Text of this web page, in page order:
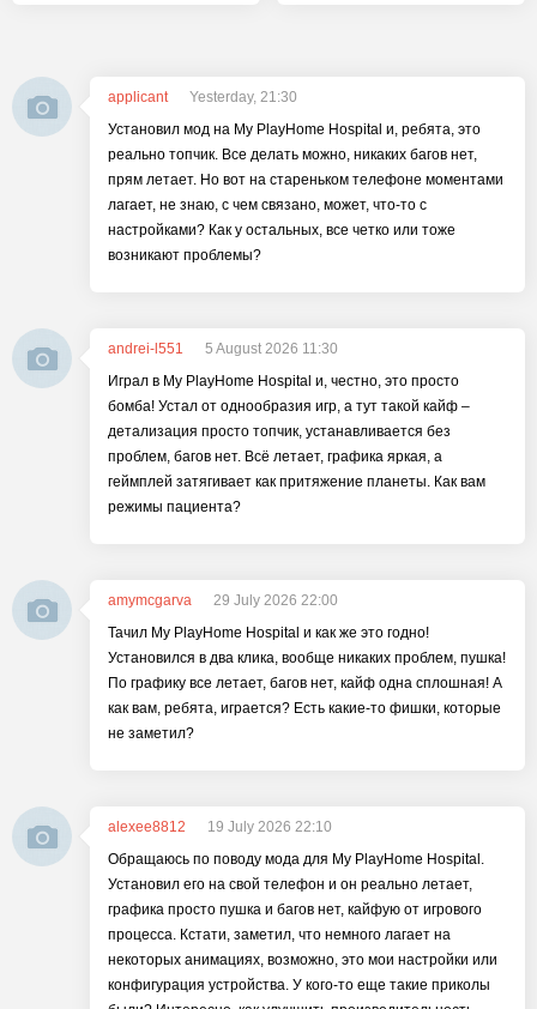
applicant
Yesterday, 21:30
Установил мод на My PlayHome Hospital и, ребята, это
реально топчик. Все делать можно, никаких багов нет,
прям летает. Но вот на стареньком телефоне моментами
лагает, не знаю, с чем связано, может, что-то с
настройками? Как у остальных, все четко или тоже
возникают проблемы?
andrei-l551
5 August 2026 11:30
Играл в My PlayHome Hospital и, честно, это просто
бомба! Устал от однообразия игр, а тут такой кайф –
детализация просто топчик, устанавливается без
проблем, багов нет. Всё летает, графика яркая, а
геймплей затягивает как притяжение планеты. Как вам
режимы пациента?
amymcgarva
29 July 2026 22:00
Тачил My PlayHome Hospital и как же это годно!
Установился в два клика, вообще никаких проблем, пушка!
По графику все летает, багов нет, кайф одна сплошная! А
как вам, ребята, играется? Есть какие-то фишки, которые
не заметил?
alexee8812
19 July 2026 22:10
Обращаюсь по поводу мода для My PlayHome Hospital.
Установил его на свой телефон и он реально летает,
графика просто пушка и багов нет, кайфую от игрового
процесса. Кстати, заметил, что немного лагает на
некоторых анимациях, возможно, это мои настройки или
конфигурация устройства. У кого-то еще такие приколы